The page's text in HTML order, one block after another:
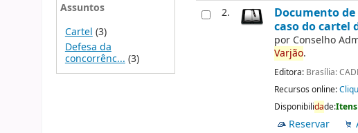
Assuntos
Cartel (3)
Defesa da
concorrênc... (3)
2.
Documento
caso do cartel
por Conselho
Varjão.
Editora: Brasília:
Recursos online:
Disponibilidade:
Reservar